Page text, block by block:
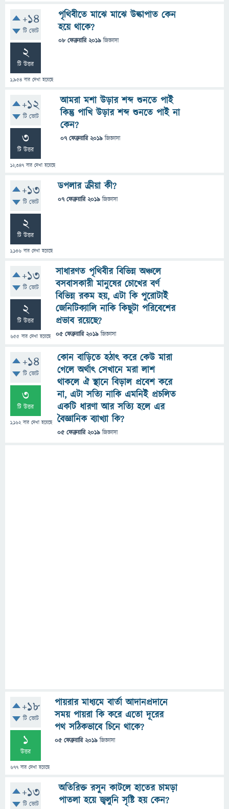
+14
টি ভোট
2
টি উত্তর
1,954 বার দেখা হয়েছে
পৃথিবীতে মাঝে মাঝে উল্কাপাত কেন
হয়ে থাকে?
08 ফেব্রুয়ারি 2019 জিজ্ঞাসা
+12
টি ভোট
3
টি উত্তর
12,347 বার দেখা হয়েছে
আমরা মশা উড়ার শব্দ শুনতে পাই
কিন্তু পাখি উড়ার শব্দ শুনতে পাই না
কেন?
07 ফেব্রুয়ারি 2019 জিজ্ঞাসা
+13
টি ভোট
2
টি উত্তর
1,136 বার দেখা হয়েছে
ডপলার ক্রীয়া কী?
07 ফেব্রুয়ারি 2019 জিজ্ঞাসা
+13
টি ভোট
2
টি উত্তর
655 বার দেখা হয়েছে
সাধারণত পৃথিবীর বিভিন্ন অঞ্চলে
বসবাসকারী মানুষের চোখের বর্ণ
বিভিন্ন রকম হয়, এটা কি পুরোটাই
জেনিটিক্যালি নাকি কিছুটা পরিবেশের
প্রভাব রয়েছে?
05 ফেব্রুয়ারি 2019 জিজ্ঞাসা
+14
টি ভোট
3
টি উত্তর
1,162বার দেখা হয়েছে
কোন বাড়িতে হঠাৎ করে কেউ মারা
গেলে অর্থাৎ সেখানে মরা লাশ
থাকলে ঐ স্থানে বিড়াল প্রবেশ করে
না, এটা সত্যি নাকি এমনিই প্রচলিত
একটি ধারণা আর সত্যি হলে এর
বৈজ্ঞানিক ব্যাখ্যা কি?
05 ফেব্রুয়ারি 2019 জিজ্ঞাসা
+18
টি ভোট
1
উত্তর
677 বার দেখা হয়েছে
পায়রার মাধ্যমে বার্তা আদানপ্রদানে
সময় পায়রা কি করে এতো দূরের
পথ সঠিকভাবে চিনে থাকে?
05 ফেব্রুয়ারি 2019 জিজ্ঞাসা
+13
টি ভোট
অতিরিক্ত রসুন কাটলে হাতের চামড়া
পাতলা হয়ে জ্বলুনি সৃষ্টি হয় কেন?